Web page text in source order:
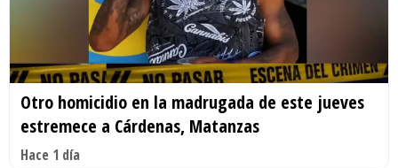
Otro homicidio en la madrugada de este jueves
estremece a Cárdenas, Matanzas
Hace 1 día